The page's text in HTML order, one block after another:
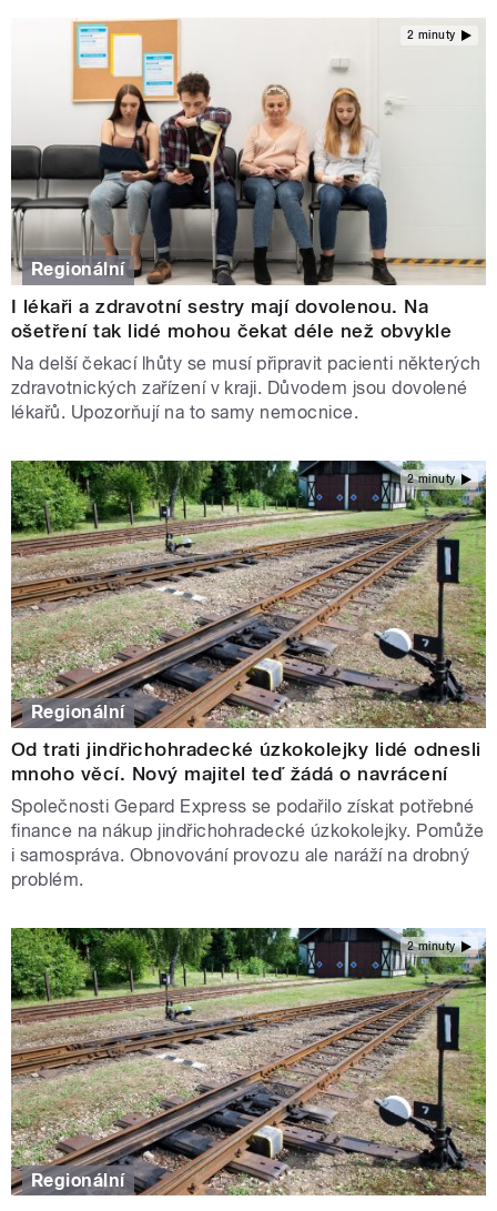
2 minuty
Regionální
I lékaři a zdravotní sestry mají dovolenou. Na
ošetření tak lidé mohou čekat déle než obvykle
Na delší čekací lhůty se musí připravit pacienti některých
zdravotnických zařízení v kraji. Důvodem jsou dovolené
lékařů. Upozorňují na to samy nemocnice.
2 minuty
Regionální
Od trati jindřichohradecké úzkokolejky lidé odnesli
mnoho věcí. Nový majitel teď žádá o navrácení
Společnosti Gepard Express se podařilo získat potřebné
finance na nákup jindřichohradecké úzkokolejky. Pomůže
i samospráva. Obnovování provozu ale naráží na drobný
problém.
2 minuty
Regionální